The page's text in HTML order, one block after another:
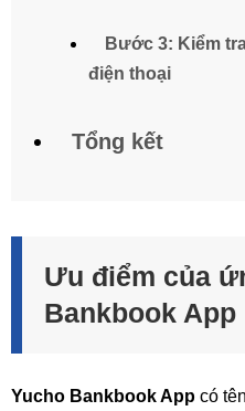
Bước 3: Kiểm
điện thoại
Tổng kết
Ưu điểm của
Bankbook App
Yucho Bankbook App có